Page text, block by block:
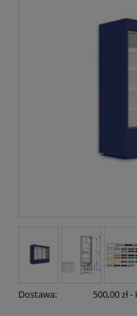
Dostawa: 500,00 zł-
Cena nie zawiera